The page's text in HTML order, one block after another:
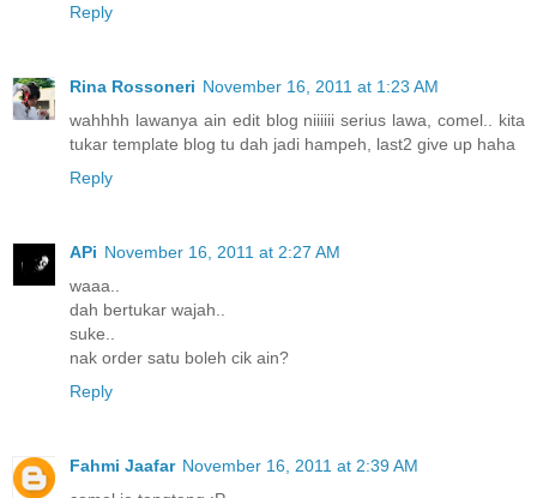
Reply
Rina Rossoneri November 16, 2011 at 1:23 AM
wahhhh lawanya ain edit blog niiiiii serius lawa, comel.. kita
tukar template blog tu dah jadi hampeh, last2 give up haha
Reply
APi November 16, 2011 at 2:27 AM
waaa..
dah bertukar wajah..
suke..
nak order satu boleh cik ain?
Reply
Fahmi Jaafar November 16, 2011 at 2:39 AM